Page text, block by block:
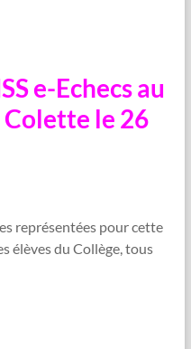
e-Echecs au
le 26
représentées pour cette
élèves du Collège, tous